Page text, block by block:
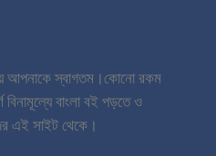
আপনাকে স্বাগতম।কোনো রকম
বাংলা বই পড়তে ও
এই সাইট থেকে।